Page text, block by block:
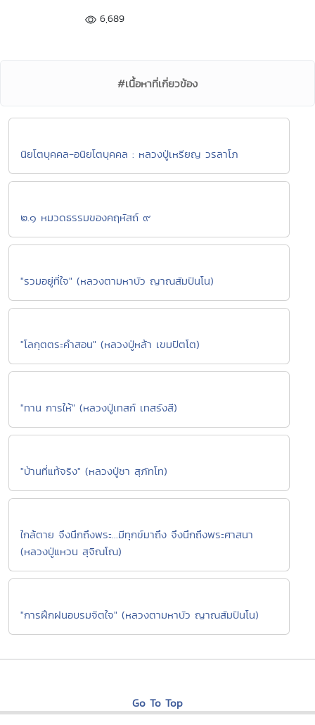
6,689
#เนื้อหาที่เกี่ยวข้อง
นิยโตบุคคล-อนิยโตบุคคล : หลวงปู่เหรียญ วรลาโภ
๒.๑ หมวดธรรมของคฤหัสถ์ ๙
"รวมอยู่ที่ใจ" (หลวงตามหาบัว ญาณสัมปันโน)
"โลกุตตระคำสอน" (หลวงปู่หล้า เขมปัตโต)
"ทาน การให้" (หลวงปู่เทสก์ เทสรังสี)
"บ้านที่แท้จริง" (หลวงปู่ชา สุภัทโท)
ใกล้ตาย จึงนึกถึงพระ...มีทุกข์มาถึง จึงนึกถึงพระศาสนา
(หลวงปู่แหวน สุจิณโณ)
"การฝึกฝนอบรมจิตใจ" (หลวงตามหาบัว ญาณสัมปันโน)
Go To Top